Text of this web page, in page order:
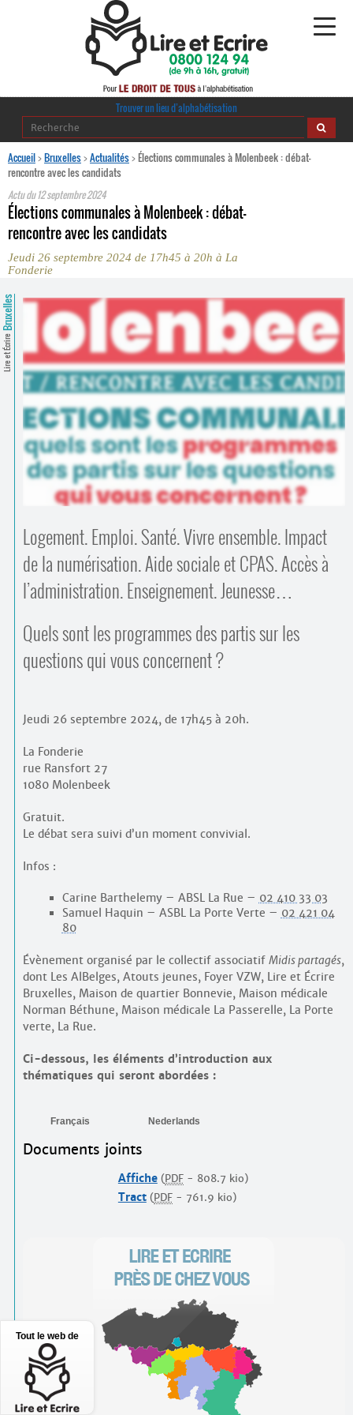
Alphabétisation
·
Comprendre et parler
Bienvenue en Belgique
Espace presse
Contacts
Trouver un lieu d’alphabétisation
Trouver un lieu d’alphabétisation
Accueil>Bruxelles>Actualités>Élections communales à Molenbeek : débat-
rencontre avec les candidats
Actu du12 septembre 2024
Élections communales à Molenbeek : débat-
rencontre avec les candidats
Jeudi 26 septembre 2024 de 17h45 à 20h à La
Fonderie
Lire et Écrire
Bruxelles
Logement. Emploi. Santé. Vivre ensemble. Impact
de la numérisation. Aide sociale et CPAS. Accès à
l’administration. Enseignement. Jeunesse…
Quels sont les programmes des partis sur les
questions qui vous concernent ?
Jeudi 26 septembre 2024, de 17h45 à 20h.
La Fonderie
rue Ransfort 27
1080 Molenbeek
Gratuit.
Le débat sera suivi d’un moment convivial.
Infos :
Carine Barthelemy – ABSL La Rue – 02 410 33 03
Samuel Haquin – ASBL La Porte Verte – 02 421 04
80
Évènement organisé par le collectif associatif Midis partagés,
dont Les AlBelges, Atouts jeunes, Foyer VZW, Lire et Écrire
Bruxelles, Maison de quartier Bonnevie, Maison médicale
Norman Béthune, Maison médicale La Passerelle, La Porte
verte, La Rue.
Ci-dessous, les éléments d’introduction aux
thématiques qui seront abordées :
Français Nederlands
Documents joints
Affiche ( PDF- 808.7 kio)
Tract ( PDF- 761.9 kio)
Tout le web de